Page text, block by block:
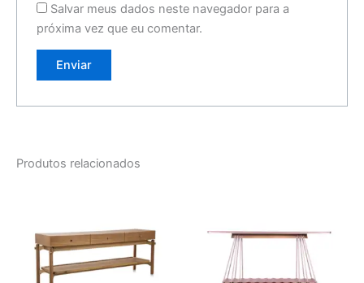
Salvar meus dados neste navegador para a
próxima vez que eu comentar.
Produtos relacionados